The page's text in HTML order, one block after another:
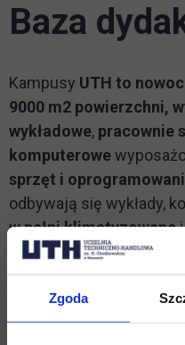
Zgoda
Baza
Kampusy UTH to
9000 m2 powierzchni,
wykładowe, pracownie
komputerowe
sprzęt i
odbywają się wykłady,
w pełni klimatyzowane
niepełnosprawnych.
bibliotekę oraz
wyposażone w
danych. Do dyspozycji